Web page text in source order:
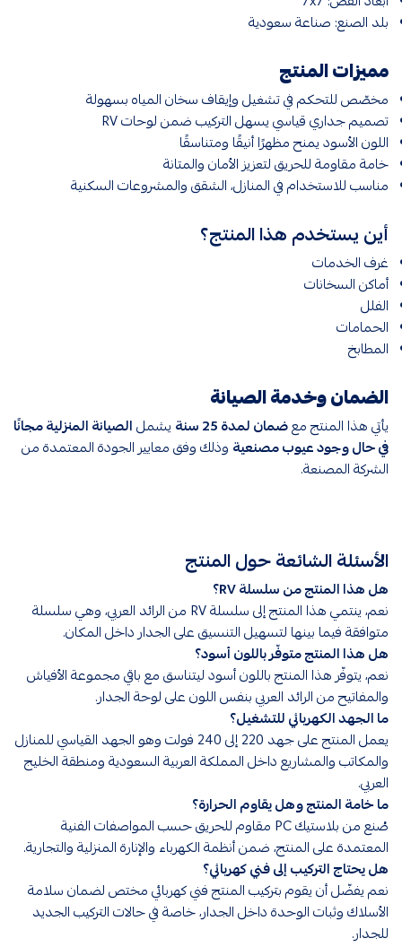
بلد الصنع: صناعة سعودية
مميزات المنتج
مخصّص للتحكم في تشغيل وإيقاف سخان المياه بسهولة
تصميم جداري قياسي يسهل التركيب ضمن لوحات RV
اللون الأسود يمنح مظهرًا أنيقًا ومتناسقًا
خامة مقاومة للحريق لتعزيز الأمان والمتانة
مناسب للاستخدام في المنازل، الشقق والمشروعات السكنية
أين يستخدم هذا المنتج؟
غرف الخدمات
أماكن السخانات
الفلل
الحمامات
المطابخ
الضمان وخدمة الصيانة
يأتي هذا المنتج معضمان لمدة 25 سنة يشملالصيانة المنزلية مجانًا
في حال وجود عيوب مصنعية وذلك وفق معايير الجودة المعتمدة من
الشركة المصنعة.
الأسئلة الشائعة حول المنتج
هل هذا المنتج من سلسلة RV؟
نعم، ينتمي هذا المنتج إلى سلسلة RV من الرائد العربي، وهي سلسلة
متوافقة فيما بينها لتسهيل التنسيق على الجدار داخل المكان.
هل هذا المنتج متوفّر باللون أسود؟
نعم، يتوفّر هذا المنتج باللون أسود ليتناسق مع باقي مجموعة الأفياش
والمفاتيح من الرائد العربي بنفس اللون على لوحة الجدار.
ما الجهد الكهربائي للتشغيل؟
يعمل المنتج على جهد 220 إلى 240 فولت وهو الجهد القياسي للمنازل
والمكاتب والمشاريع داخل المملكة العربية السعودية ومنطقة الخليج
العربي.
ما خامة المنتج وهل يقاوم الحرارة؟
صُنع من بلاستيك PC مقاوم للحريق حسب المواصفات الفنية
المعتمدة على المنتج، ضمن أنظمة الكهرباء والإنارة المنزلية والتجارية.
هل يحتاج التركيب إلى فني كهربائي؟
نعم يفضّل أن يقوم بتركيب المنتج فني كهربائي مختص لضمان سلامة
الأسلاك وثبات الوحدة داخل الجدار، خاصة في حالات التركيب الجديد
للجدار.